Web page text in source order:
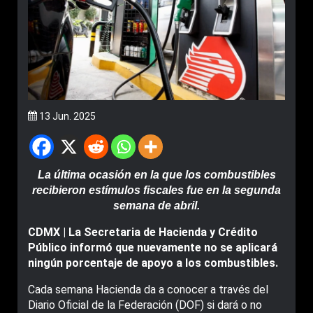
13 Jun. 2025
La última ocasión en la que los combustibles
recibieron estímulos fiscales fue en la segunda
semana de abril.
CDMX | La Secretaria de Hacienda y Crédito
Público informó que nuevamente no se aplicará
ningún porcentaje de apoyo a los combustibles.
Cada semana Hacienda da a conocer a través del
Diario Oficial de la Federación (DOF) si dará o no